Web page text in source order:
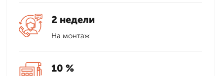
2 недели
На монтаж
10 %